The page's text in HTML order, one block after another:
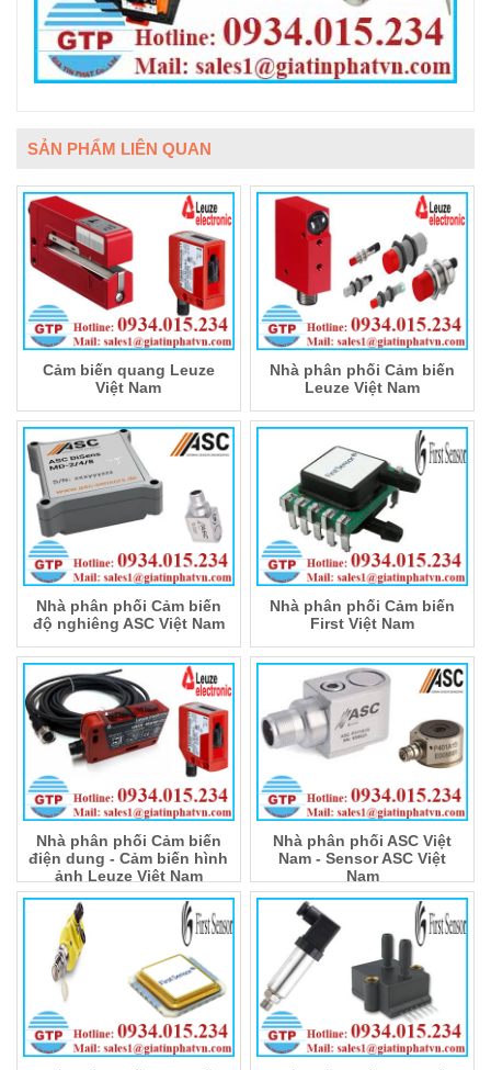
SẢN PHẨM LIÊN QUAN
Cảm biến quang Leuze
Việt Nam
Nhà phân phối Cảm biến
Leuze Việt Nam
Nhà phân phối Cảm biến
độ nghiêng ASC Việt Nam
Nhà phân phối Cảm biến
First Việt Nam
Nhà phân phối Cảm biến
điện dung - Cảm biến hình
ảnh Leuze Việt Nam
Nhà phân phối ASC Việt
Nam - Sensor ASC Việt
Nam